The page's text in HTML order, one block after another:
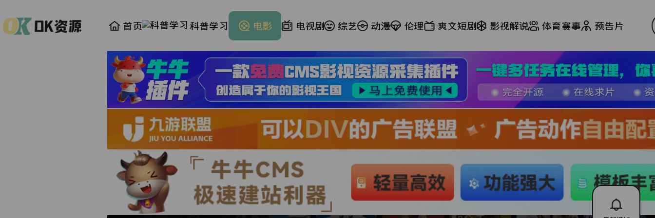
首页 科普学习 电影 电视剧 综艺 动漫 伦理 爽文短剧 影视解说 体育赛事 预告片